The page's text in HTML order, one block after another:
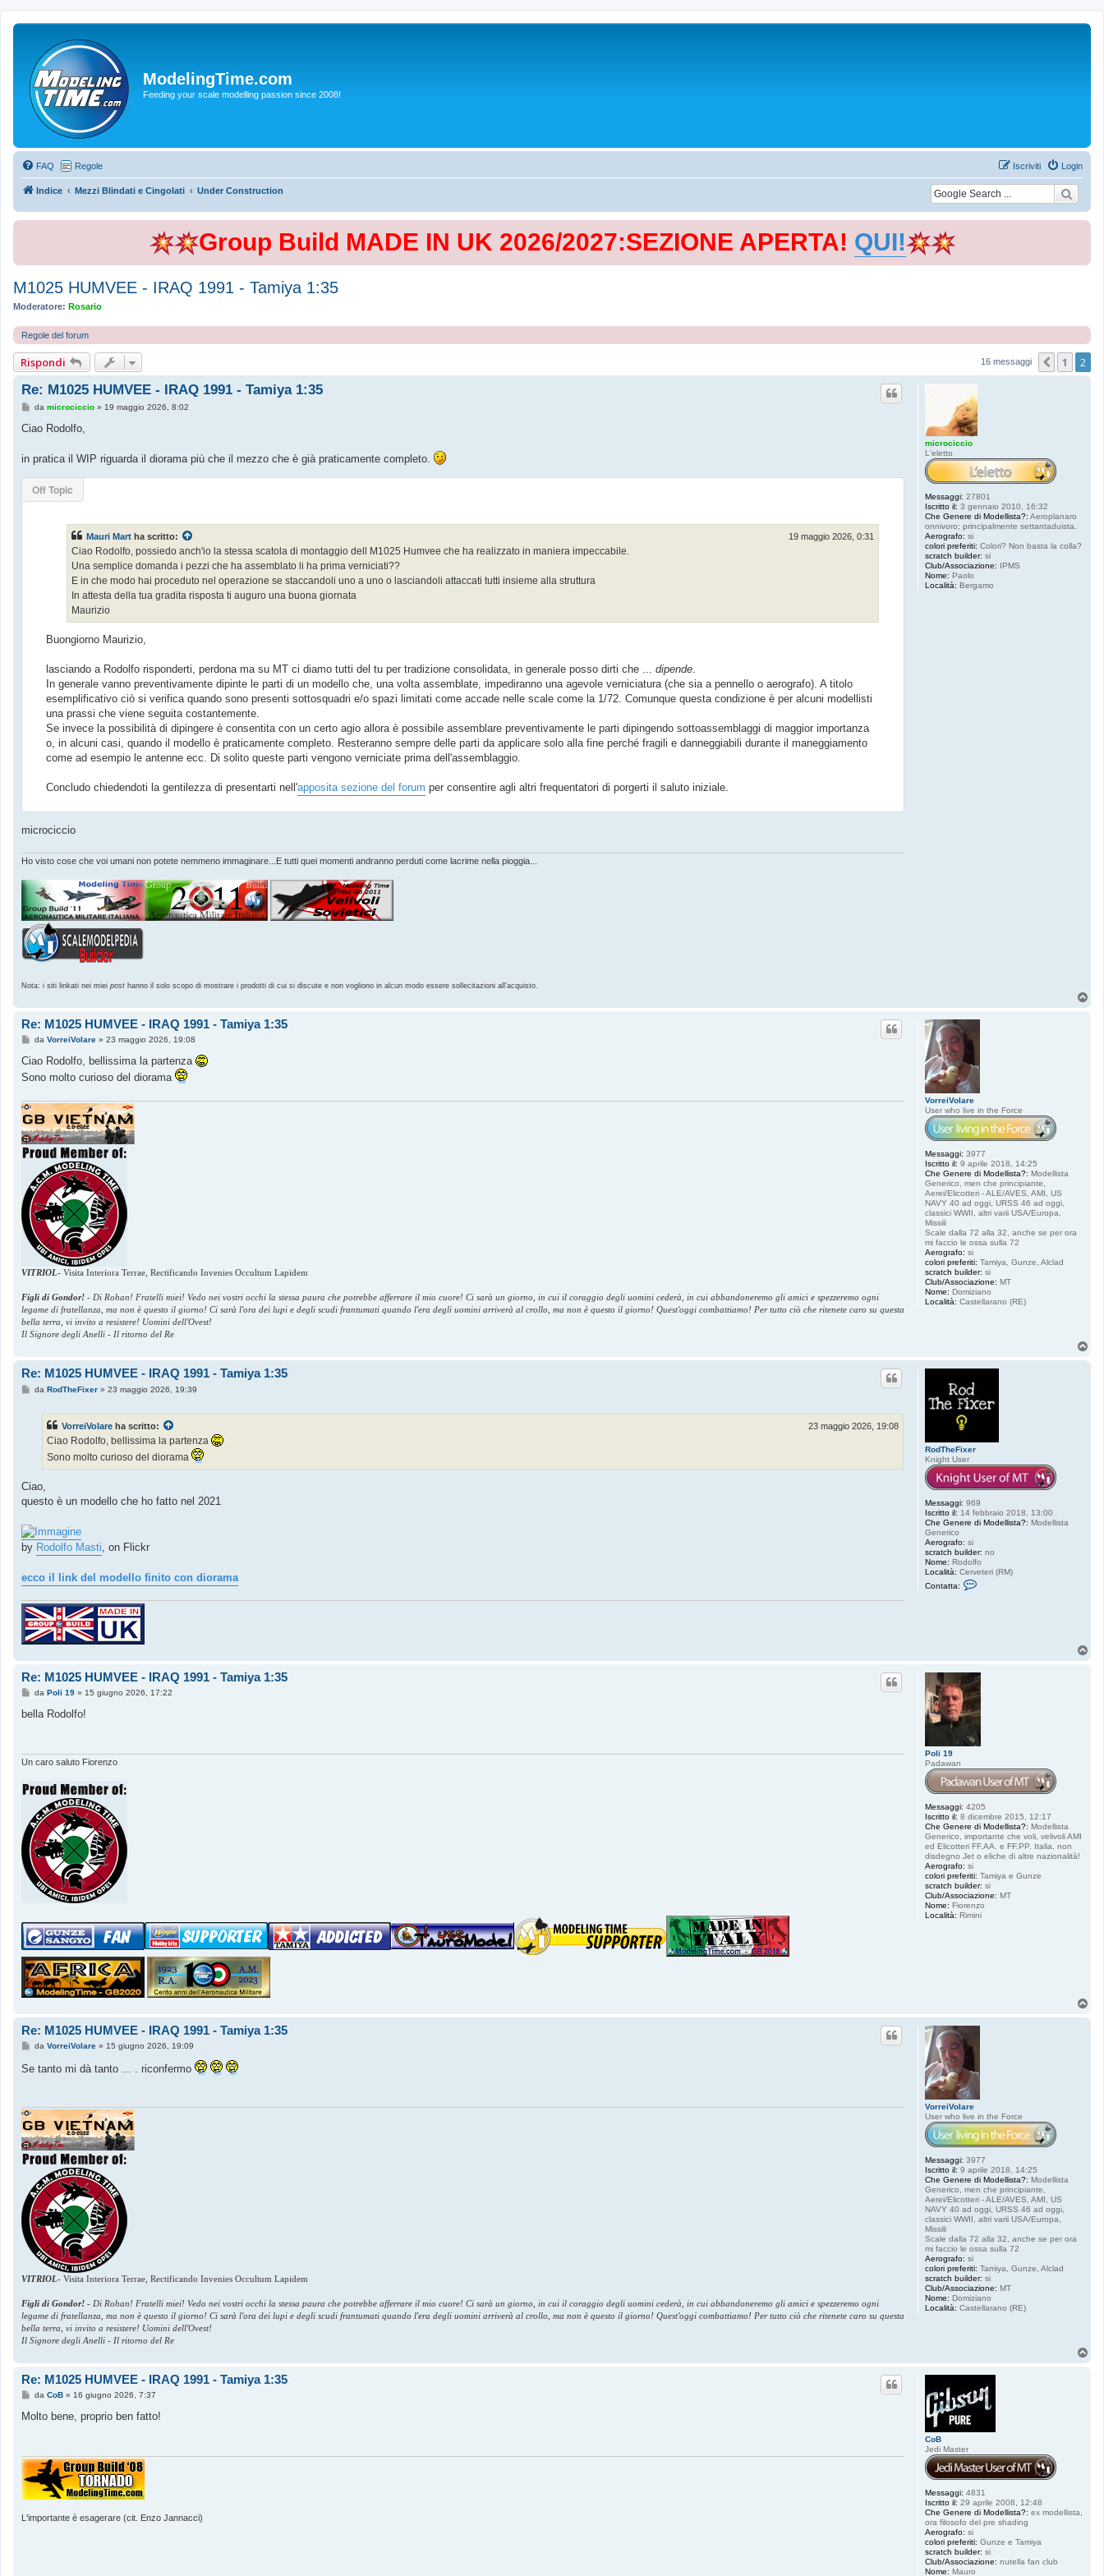
ModelingTime.com
Feeding your scale modelling passion since 2008!
FAQ Regole Login
Iscriviti
Indice Mezzi Blindati e Cingolati Under Construction
Group Build MADE IN UK 2026/2027:SEZIONE APERTA! QUI!
M1025 HUMVEE - IRAQ 1991 - Tamiya 1:35
Moderatore: Rosario
Regole del forum
Rispondi 16 messaggi 1 2
microciccio
L'eletto
Messaggi: 27801
Iscritto il: 3 gennaio 2010, 16:32
Che Genere di Modellista?: Aeroplanaro
onnivoro; principalmente settantaduista.
Aerografo: si
colori preferiti: Colori? Non basta la colla?
scratch builder: si
Club/Associazione: IPMS
Nome: Paolo
Località: Bergamo
Re: M1025 HUMVEE - IRAQ 1991 - Tamiya 1:35
M
s
g
g
o
da microciccio» 19 maggio 2026, 8:02
Ciao Rodolfo,
in pratica il WIP riguarda il diorama più che il mezzo che è già praticamente completo.
Off Topic
Mauri Mart ha scritto: 19 maggio 2026, 0:31
Ciao Rodolfo, possiedo anch'io la stessa scatola di montaggio dell M1025 Humvee che ha realizzato in maniera impeccabile.
Una semplice domanda i pezzi che ha assemblato li ha prima verniciati??
E in che modo hai proceduto nel operazione se staccandoli uno a uno o lasciandoli attaccati tutti insieme alla struttura
In attesta della tua gradita risposta ti auguro una buona giornata
Maurizio
Buongiorno Maurizio,
lasciando a Rodolfo risponderti, perdona ma su MT ci diamo tutti del tu per tradizione consolidata, in generale posso dirti che ... dipende.
In generale vanno preventivamente dipinte le parti di un modello che, una volta assemblate, impediranno una agevole verniciatura (che sia a pennello o aerografo). A titolo
esemplificativo ciò si verifica quando sono presenti sottosquadri e/o spazi limitati come accade nelle scale come la 1/72. Comunque questa condizione è per alcuni modellisti
una prassi che viene seguita costantemente.
Se invece la possibilità di dipingere è consentita con un certo agio allora è possibile assemblare preventivamente le parti dipingendo sottoassemblaggi di maggior importanza
o, in alcuni casi, quando il modello è praticamente completo. Resteranno sempre delle parti da applicare solo alla fine perché fragili e danneggiabili durante il maneggiamento
come ad esempio le antenne ecc. Di solito queste parti vengono verniciate prima dell'assemblaggio.
Concludo chiedendoti la gentilezza di presentarti nell'apposita sezione del forum per consentire agli altri frequentatori di porgerti il saluto iniziale.
microciccio
Ho visto cose che voi umani non potete nemmeno immaginare...E tutti quei momenti andranno perduti come lacrime nella pioggia...
Nota: i siti linkati nei miei post hanno il solo scopo di mostrare i prodotti di cui si discute e non vogliono in alcun modo essere sollecitazioni all'acquisto.
VorreiVolare
User who live in the Force
Messaggi: 3977
Iscritto il: 9 aprile 2018, 14:25
Che Genere di Modellista?: Modellista
Generico, men che principiante,
Aerei/Elicotteri - ALE/AVES, AMI, US
NAVY 40 ad oggi, URSS 46 ad oggi,
classici WWII, altri varii USA/Europa,
Missili
Scale dalla 72 alla 32, anche se per ora
mi faccio le ossa sulla 72
Aerografo: si
colori preferiti: Tamiya, Gunze, Alclad
scratch builder: si
Club/Associazione: MT
Nome: Domiziano
Località: Castellarano (RE)
Re: M1025 HUMVEE - IRAQ 1991 - Tamiya 1:35
M
s
a
i
o
da VorreiVolare» 23 maggio 2026, 19:08
Ciao Rodolfo, bellissima la partenza
Sono molto curioso del diorama
VITRIOL- Visita Interiora Terrae, Rectificando Invenies Occultum Lapidem
Figli di Gondor! - Di Rohan! Fratelli miei! Vedo nei vostri occhi la stessa paura che potrebbe afferrare il mio cuore! Ci sarà un giorno, in cui il coraggio degli uomini cederà, in cui abbandoneremo gli amici e spezzeremo ogni
legame di fratellanza, ma non è questo il giorno! Ci sarà l'ora dei lupi e degli scudi frantumati quando l'era degli uomini arriverà al crollo, ma non è questo il giorno! Quest'oggi combattiamo! Per tutto ciò che ritenete caro su questa
bella terra, vi invito a resistere! Uomini dell'Ovest!
Il Signore degli Anelli - Il ritorno del Re
RodTheFixer
Knight User
Messaggi: 969
Iscritto il: 14 febbraio 2018, 13:00
Che Genere di Modellista?: Modellista
Generico
Aerografo: si
scratch builder: no
Nome: Rodolfo
Località: Cerveteri (RM)
Contatta:
R
d
T
h
e
F
i
e
Re: M1025 HUMVEE - IRAQ 1991 - Tamiya 1:35
Mda RodTheFixer» 23 maggio 2026, 19:39
VorreiVolare ha scritto: 23 maggio 2026, 19:08
Ciao Rodolfo, bellissima la partenza
Sono molto curioso del diorama
Ciao,
questo è un modello che ho fatto nel 2021
by Rodolfo Masti , on Flickr
ecco il link del modello finito con diorama
Poli 19
Padawan
Messaggi: 4205
Iscritto il: 8 dicembre 2015, 12:17
Che Genere di Modellista?: Modellista
Generico, importante che voli, velivoli AMI
ed Elicotteri FF.AA. e FF.PP. Italia, non
disdegno Jet o eliche di altre nazionalità!
Aerografo: si
colori preferiti: Tamiya e Gunze
scratch builder: si
Club/Associazione: MT
Nome: Fiorenzo
Località: Rimini
Re: M1025 HUMVEE - IRAQ 1991 - Tamiya 1:35
M
s
i
da Poli 19» 15 giugno 2026, 17:22
bella Rodolfo!
Un caro saluto Fiorenzo
VorreiVolare
User who live in the Force
Messaggi: 3977
Iscritto il: 9 aprile 2018, 14:25
Che Genere di Modellista?: Modellista
Generico, men che principiante,
Aerei/Elicotteri - ALE/AVES, AMI, US
NAVY 40 ad oggi, URSS 46 ad oggi,
classici WWII, altri varii USA/Europa,
Missili
Scale dalla 72 alla 32, anche se per ora
mi faccio le ossa sulla 72
Aerografo: si
colori preferiti: Tamiya, Gunze, Alclad
scratch builder: si
Club/Associazione: MT
Nome: Domiziano
Località: Castellarano (RE)
Re: M1025 HUMVEE - IRAQ 1991 - Tamiya 1:35
M
s
s
i
o
da VorreiVolare» 15 giugno 2026, 19:09
Se tanto mi dà tanto ... . riconfermo
VITRIOL- Visita Interiora Terrae, Rectificando Invenies Occultum Lapidem
Figli di Gondor! - Di Rohan! Fratelli miei! Vedo nei vostri occhi la stessa paura che potrebbe afferrare il mio cuore! Ci sarà un giorno, in cui il coraggio degli uomini cederà, in cui abbandoneremo gli amici e spezzeremo ogni
legame di fratellanza, ma non è questo il giorno! Ci sarà l'ora dei lupi e degli scudi frantumati quando l'era degli uomini arriverà al crollo, ma non è questo il giorno! Quest'oggi combattiamo! Per tutto ciò che ritenete caro su questa
bella terra, vi invito a resistere! Uomini dell'Ovest!
Il Signore degli Anelli - Il ritorno del Re
CoB
Jedi Master
Messaggi: 4831
Iscritto il: 29 aprile 2008, 12:48
Che Genere di Modellista?: ex modellista,
ora filosofo del pre shading
Aerografo: si
colori preferiti: Gunze e Tamiya
scratch builder: si
Club/Associazione: nutella fan club
Nome: Mauro
Re: M1025 HUMVEE - IRAQ 1991 - Tamiya 1:35
M
s
i
da CoB» 16 giugno 2026, 7:37
Molto bene, proprio ben fatto!
L'importante è esagerare (cit. Enzo Jannacci)